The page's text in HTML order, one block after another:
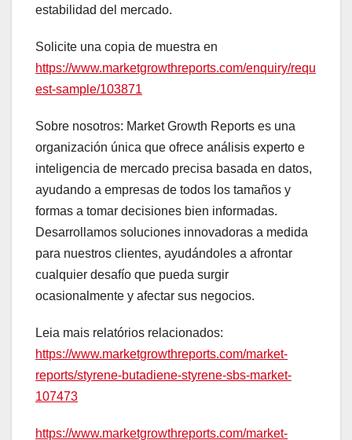
estabilidad del mercado.
Solicite una copia de muestra en
https://www.marketgrowthreports.com/enquiry/requ
est-sample/103871
Sobre nosotros: Market Growth Reports es una
organización única que ofrece análisis experto e
inteligencia de mercado precisa basada en datos,
ayudando a empresas de todos los tamaños y
formas a tomar decisiones bien informadas.
Desarrollamos soluciones innovadoras a medida
para nuestros clientes, ayudándoles a afrontar
cualquier desafío que pueda surgir
ocasionalmente y afectar sus negocios.
Leia mais relatórios relacionados:
https://www.marketgrowthreports.com/market-
reports/styrene-butadiene-styrene-sbs-market-
107473
https://www.marketgrowthreports.com/market-